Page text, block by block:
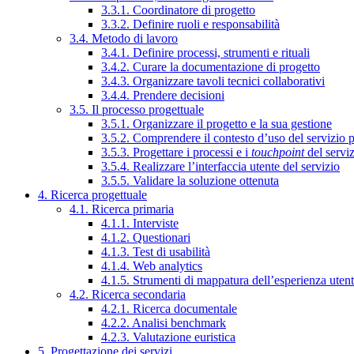
3.3.1. Coordinatore di progetto
3.3.2. Definire ruoli e responsabilità
3.4. Metodo di lavoro
3.4.1. Definire processi, strumenti e rituali
3.4.2. Curare la documentazione di progetto
3.4.3. Organizzare tavoli tecnici collaborativi
3.4.4. Prendere decisioni
3.5. Il processo progettuale
3.5.1. Organizzare il progetto e la sua gestione
3.5.2. Comprendere il contesto d’uso del servizio
3.5.3. Progettare i processi e i touchpointdel
3.5.4. Realizzare l’interfaccia utente del servizio
3.5.5. Validare la soluzione ottenuta
4. Ricerca progettuale
4.1. Ricerca primaria
4.1.1. Interviste
4.1.2. Questionari
4.1.3. Test di usabilità
4.1.4. Web analytics
4.1.5. Strumenti di mappatura dell’esperienza
4.2. Ricerca secondaria
4.2.1. Ricerca documentale
4.2.2. Analisi benchmark
4.2.3. Valutazione euristica
5. Progettazione dei servizi